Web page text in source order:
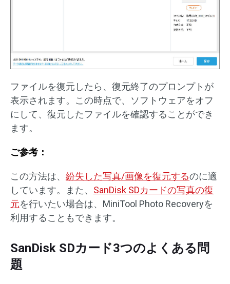
ファイルを復元したら、復元終了のプロンプトが
表示されます。この時点で、ソフトウェアをオフ
にして、復元したファイルを確認することができ
ます。
ご参考：
この方法は、 紛失した写真/画像を復元するのに適
しています。また、 SanDisk SDカードの写真の復
元を行いたい場合は、MiniTool Photo Recoveryを
利用することもできます。
SanDisk SDカード3つのよくある問
題